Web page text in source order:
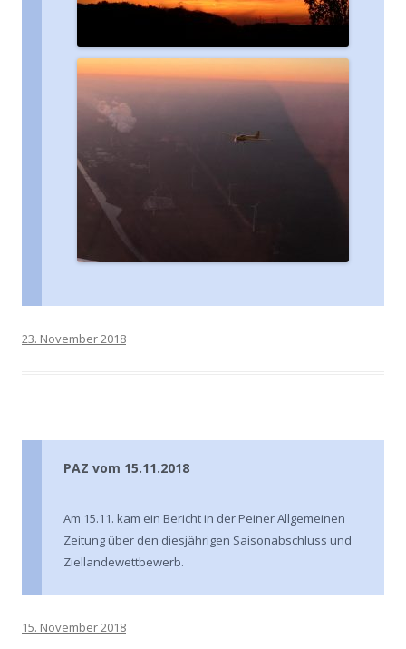
23. November 2018
PAZ vom 15.11.2018
Am 15.11. kam ein Bericht in der Peiner Allgemeinen
Zeitung über den diesjährigen Saisonabschluss und
Ziellandewettbewerb.
15. November 2018